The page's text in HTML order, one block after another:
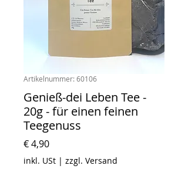
Artikelnummer: 60106
Genieß-dei Leben Tee -
20g - für einen feinen
Teegenuss
€ 4,90Preis
inkl. USt | zzgl. Versand